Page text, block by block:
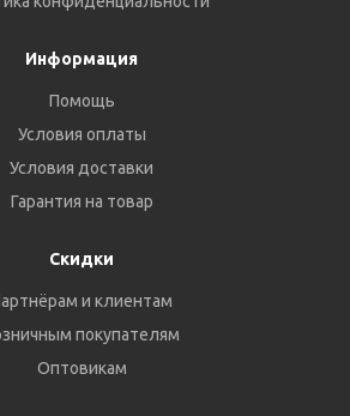
Информация
Помощь
Условия оплаты
Условия доставки
Гарантия на товар
Скидки
и клиентам
покупателям
Оптовикам